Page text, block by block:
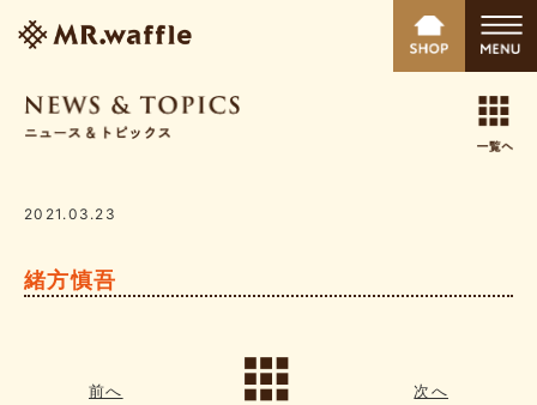
2021.03.23
緒方慎吾
前へ 次へ